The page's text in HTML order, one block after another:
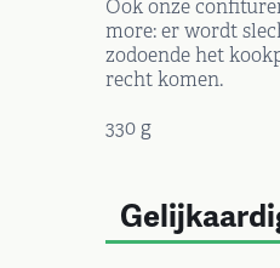
Ook onze
more: er wordt
zodoende het
recht komen.
330 g